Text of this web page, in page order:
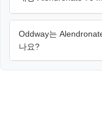
Oddway는
나요?